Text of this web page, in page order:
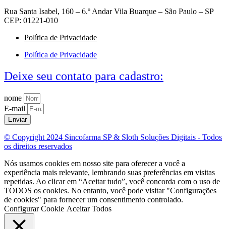
Rua Santa Isabel, 160 – 6.º Andar Vila Buarque – São Paulo – SP
CEP: 01221-010
Política de Privacidade
Política de Privacidade
Deixe seu contato para cadastro:
nome
E-mail
Enviar
© Copyright 2024 Sincofarma SP & Sloth Soluções Digitais - Todos
os direitos reservados
Nós usamos cookies em nosso site para oferecer a você a
experiência mais relevante, lembrando suas preferências em visitas
repetidas. Ao clicar em “Aceitar tudo”, você concorda com o uso de
TODOS os cookies. No entanto, você pode visitar "Configurações
de cookies" para fornecer um consentimento controlado.
Configurar Cookie Aceitar Todos